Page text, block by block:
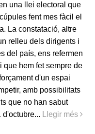
una llei electoral que
fent mes fàcil el
La constatació, altre
relleu dels dirigents i
del país, ens refermen
que hem fet sempre de
d'un espai
amb possibilitats
que no han sabut
d'octubre...
Llegir més